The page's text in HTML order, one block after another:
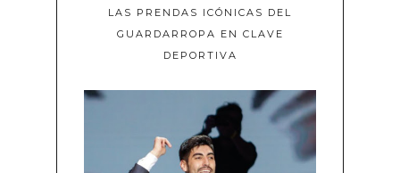
LAS PRENDAS ICÓNICAS DEL
GUARDARROPA EN CLAVE
DEPORTIVA